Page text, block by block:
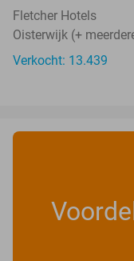
Fletcher Hotels
Oisterwijk (+
Verkocht: 13.439